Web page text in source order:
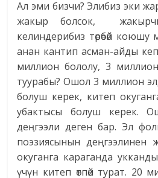
Ал эми бизчи? Элибиз эки
жакыр болсок,
келиндерибиз төрөбөй
анан кантип асман-айды
миллион бололу, 3
туурабы? Ошол 3 миллион
болуш керек, китеп
убактысы болуш керек.
деңгээли деген бар. Эл
поэзиясынын деңгээлинен
окуганга караганда
үчүн китеп өтпөй турат. 20